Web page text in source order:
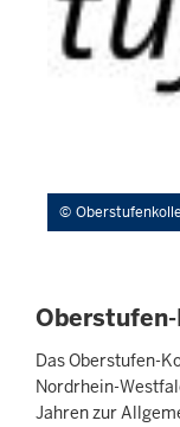
Das Oberstufen-
Nordrhein-
Jahren zur